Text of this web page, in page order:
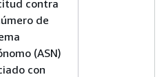
contra
de
(ASN)
con